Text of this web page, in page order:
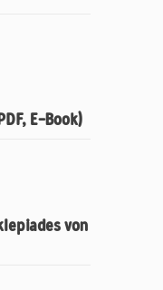
E-Book)
von